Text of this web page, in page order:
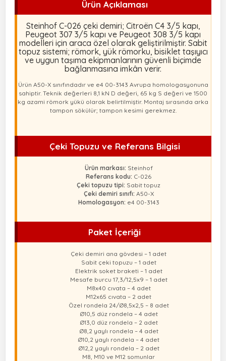
Ürün Açıklaması
Steinhof C-026 çeki demiri; Citroën C4 3/5 kapı,
Peugeot 307 3/5 kapı ve Peugeot 308 3/5 kapı
modelleri için araca özel olarak geliştirilmiştir. Sabit
topuz sistemi; römork, yük römorku, bisiklet taşıyıcı
ve uygun taşıma ekipmanlarının güvenli biçimde
bağlanmasına imkân verir.
Ürün A50-X sınıfındadır ve e4 00-3143 Avrupa homologasyonuna
sahiptir. Teknik değerleri 8,1 kN D değeri, 65 kg S değeri ve 1500
kg azami römork yükü olarak belirtilmiştir. Montaj sırasında arka
tampon sökülür; tampon kesimi gerekmez.
Çeki Topuzu ve Referans Bilgisi
Ürün markası: Steinhof
Referans kodu: C-026
Çeki topuzu tipi: Sabit topuz
Çeki demiri sınıfı: A50-X
Homologasyon: e4 00-3143
Paket İçeriği
Çeki demiri ana gövdesi – 1 adet
Sabit çeki topuzu – 1 adet
Elektrik soket braketi – 1 adet
Mesafe burcu 17,3/12,5x9 – 1 adet
M8x40 cıvata – 4 adet
M12x65 cıvata – 2 adet
Özel rondela 24/Ø8,5x2,5 – 8 adet
Ø10,5 düz rondela – 4 adet
Ø13,0 düz rondela – 2 adet
Ø8,2 yaylı rondela – 4 adet
Ø10,2 yaylı rondela – 4 adet
Ø12,2 yaylı rondela – 2 adet
M8, M10 ve M12 somunlar